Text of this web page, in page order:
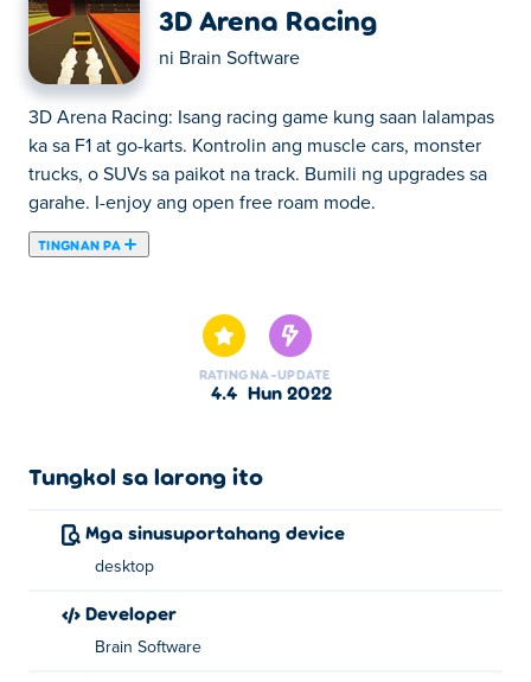
3D Arena Racing
ni Brain Software
3D Arena Racing: Isang racing game kung saan lalampas
ka sa F1 at go-karts. Kontrolin ang muscle cars, monster
trucks, o SUVs sa paikot na track. Bumili ng upgrades sa
garahe. I-enjoy ang open free roam mode.
TINGNAN PA
RATING
4.4
NA-UPDATE
Hun 2022
Tungkol sa larong ito
Mga sinusuportahang device
desktop
Developer
Brain Software